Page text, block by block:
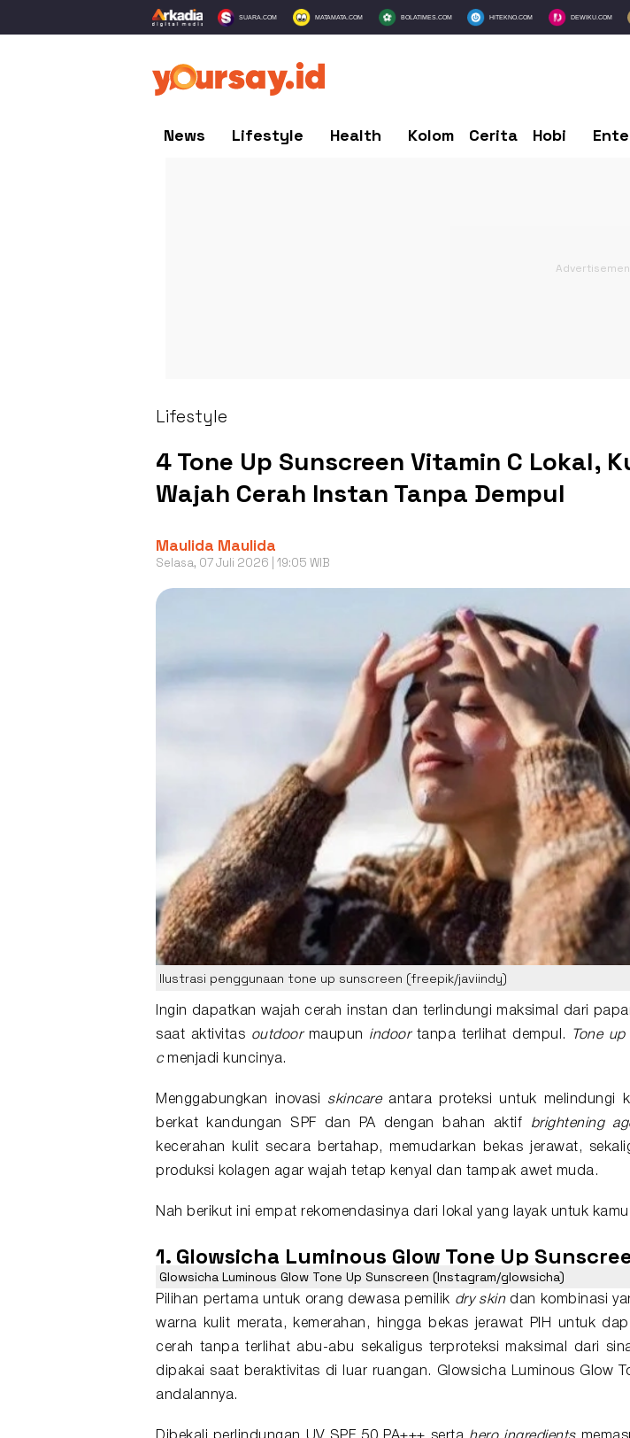
SUARA.COM MATAMATA.COM BOLATIMES.COM HITEKNO.COM DEWIKU.COM
News Lifestyle Health Kolom Cerita Hobi
Lifestyle
4 Tone Up Sunscreen Vitamin C Lokal,
Wajah Cerah Instan Tanpa Dempul
Maulida Maulida
Selasa, 07 Juli 2026 | 19:05 WIB
Ilustrasi penggunaan tone up sunscreen (freepik/javiindy)
Ingin dapatkan wajah cerah
instan dan terlindungi maksimal dari
saat aktivitas outdoormaupun indoortanpa terlihat dempul. Tone up
cmenjadi kuncinya.
Menggabungkan inovasi skincareantara proteksi untuk melindungi
berkat kandungan SPF dan PA dengan bahan aktif
brightening
kecerahan kulit secara bertahap, memudarkan bekas jerawat,
produksi kolagen agar wajah tetap kenyal dan tampak awet muda.
Nah berikut ini empat rekomendasinya dari lokal yang layak untuk
1. Glowsicha Luminous Glow Tone Up
Glowsicha Luminous Glow Tone Up Sunscreen (Instagram/glowsicha)
Pilihan pertama untuk orang dewasa pemilik dry skindan kombinasi
warna kulit merata, kemerahan, hingga bekas jerawat PIH untuk
cerah tanpa terlihat abu-abu sekaligus terproteksi maksimal dari
dipakai saat beraktivitas di luar ruangan. Glowsicha Luminous Glow
andalannya.